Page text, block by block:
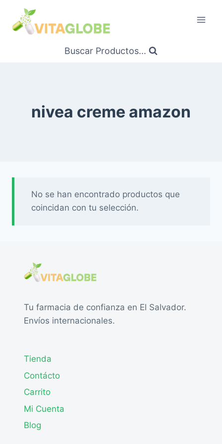
Contenido
Buscar Productos...
nivea creme amazon
No se han encontrado productos que
coincidan con tu selección.
Tu farmacia de confianza en El Salvador.
Envíos internacionales.
Tienda
Contácto
Carrito
Mi Cuenta
Blog